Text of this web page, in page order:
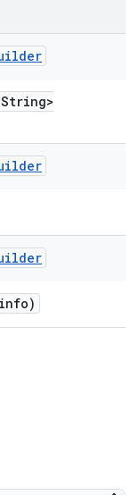
String>
info)